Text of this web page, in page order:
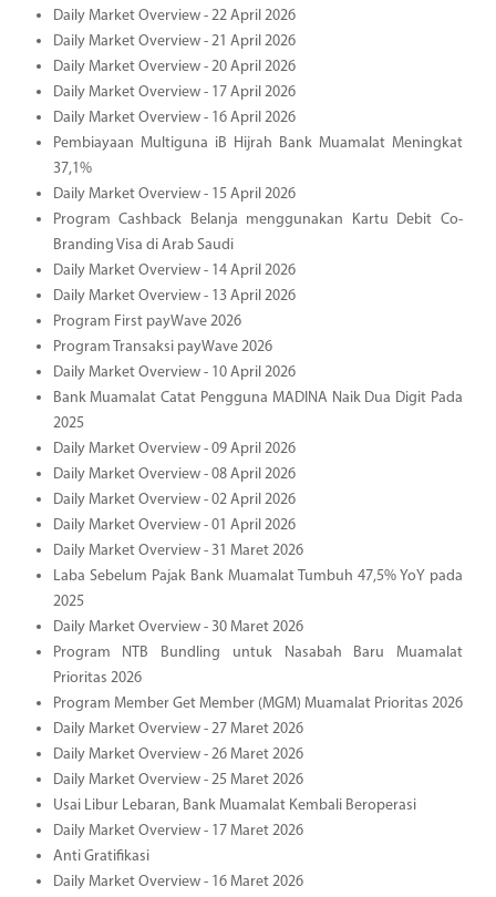
Daily Market Overview - 22 April 2026
Daily Market Overview - 21 April 2026
Daily Market Overview - 20 April 2026
Daily Market Overview - 17 April 2026
Daily Market Overview - 16 April 2026
Pembiayaan Multiguna iB Hijrah Bank Muamalat Meningkat
37,1%
Daily Market Overview - 15 April 2026
Program Cashback Belanja menggunakan Kartu Debit Co-
Branding Visa di Arab Saudi
Daily Market Overview - 14 April 2026
Daily Market Overview - 13 April 2026
Program First payWave 2026
Program Transaksi payWave 2026
Daily Market Overview - 10 April 2026
Bank Muamalat Catat Pengguna MADINA Naik Dua Digit Pada
2025
Daily Market Overview - 09 April 2026
Daily Market Overview - 08 April 2026
Daily Market Overview - 02 April 2026
Daily Market Overview - 01 April 2026
Daily Market Overview - 31 Maret 2026
Laba Sebelum Pajak Bank Muamalat Tumbuh 47,5% YoY pada
2025
Daily Market Overview - 30 Maret 2026
Program NTB Bundling untuk Nasabah Baru Muamalat
Prioritas 2026
Program Member Get Member (MGM) Muamalat Prioritas 2026
Daily Market Overview - 27 Maret 2026
Daily Market Overview - 26 Maret 2026
Daily Market Overview - 25 Maret 2026
Usai Libur Lebaran, Bank Muamalat Kembali Beroperasi
Daily Market Overview - 17 Maret 2026
Anti Gratifikasi
Daily Market Overview - 16 Maret 2026